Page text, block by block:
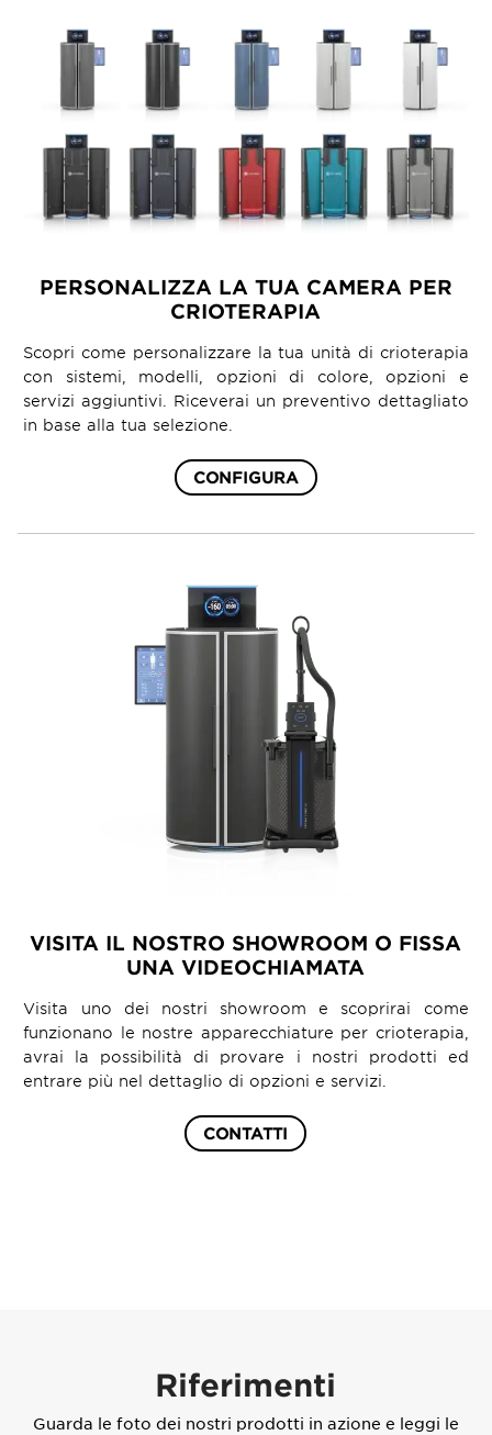
PERSONALIZZA LA TUA CAMERA PER
CRIOTERAPIA
Scopri come personalizzare la tua unità di crioterapia
con sistemi, modelli, opzioni di colore, opzioni e
servizi aggiuntivi. Riceverai un preventivo dettagliato
in base alla tua selezione.
CONFIGURA
VISITA IL NOSTRO SHOWROOM O FISSA
UNA VIDEOCHIAMATA
Visita uno dei nostri showroom e scoprirai come
funzionano le nostre apparecchiature per crioterapia,
avrai la possibilità di provare i nostri prodotti ed
entrare più nel dettaglio di opzioni e servizi.
CONTATTI
Riferimenti
Guarda le foto dei nostri prodotti in azione e leggi le